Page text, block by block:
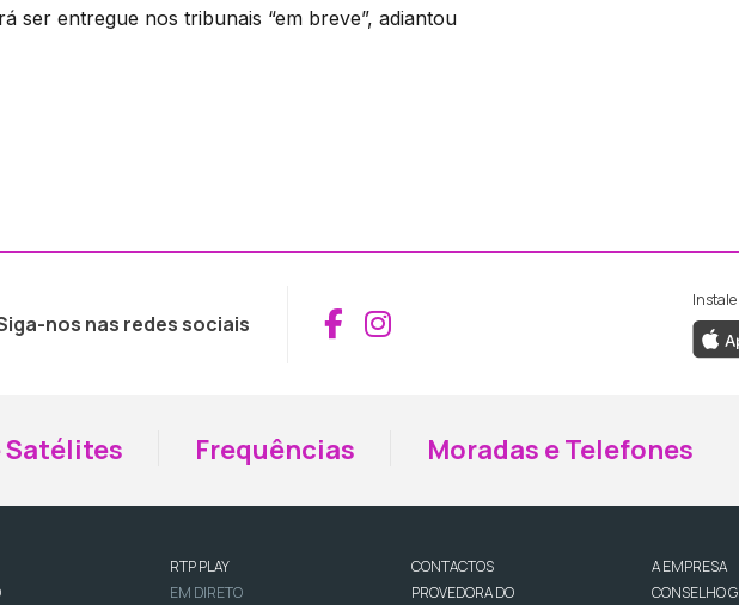
ser entregue nos tribunais “em breve”, adiantou
nos nas redes sociais Aceder ao Facebook da
Aceder ao Instagram da
Satélites Frequências Moradas e Telefones
RTP PLAY
EM DIRETO
CONTACTOS
PROVEDORA DO
A EMPRESA
CONSELHO